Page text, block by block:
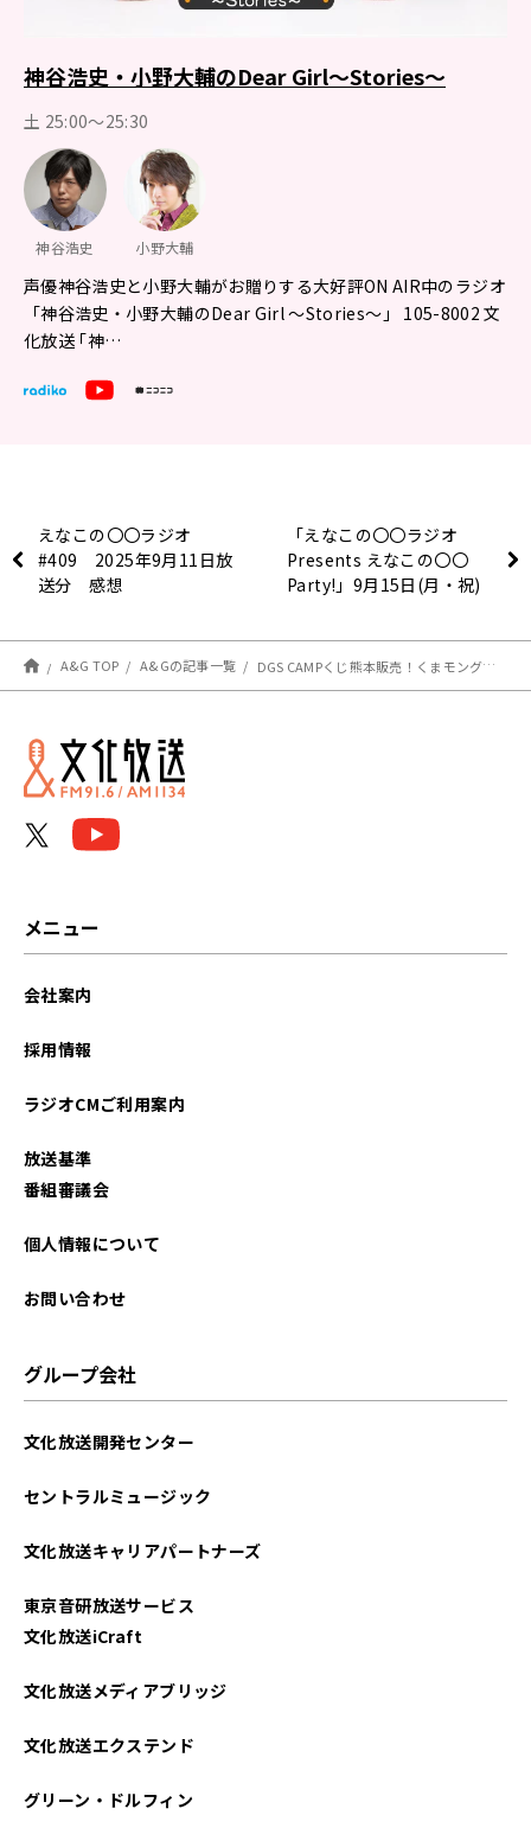
神谷浩史・小野大輔のDear Girl～Stories～
土 25:00～25:30
神谷浩史 小野大輔
声優神谷浩史と小野大輔がお贈りする大好評ON AIR中のラジオ
「神谷浩史・小野大輔のDear Girl ～Stories～」 105-8002 文
化放送 ｢神…
えなこの〇〇ラジオ
#409 2025年9月11日放
送分 感想
「えなこの〇〇ラジオ
Presents えなこの〇〇
Party!」9月15日(月・祝)
A&G TOP A&Gの記事一覧 DGS CAMPくじ熊本販売！くまモングッズ、CAMPキャップ9/23まで受注販売【神谷浩史・小野大輔のDear Girl〜Stories〜】
メニュー
会社案内
採用情報
ラジオCMご利用案内
放送基準
番組審議会
個人情報について
お問い合わせ
グループ会社
文化放送開発センター
セントラルミュージック
文化放送キャリアパートナーズ
東京音研放送サービス
文化放送iCraft
文化放送メディアブリッジ
文化放送エクステンド
グリーン・ドルフィン